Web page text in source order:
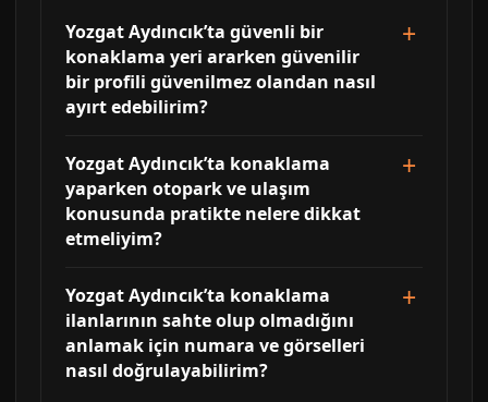
Yozgat Aydıncık’ta güvenli bir
konaklama yeri ararken güvenilir
bir profili güvenilmez olandan nasıl
ayırt edebilirim?
Yozgat Aydıncık’ta konaklama
yaparken otopark ve ulaşım
konusunda pratikte nelere dikkat
etmeliyim?
Yozgat Aydıncık’ta konaklama
ilanlarının sahte olup olmadığını
anlamak için numara ve görselleri
nasıl doğrulayabilirim?